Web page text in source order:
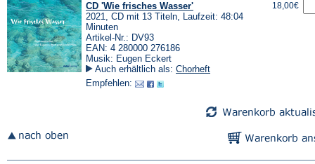
CD 'Wie frisches Wasser'
2021, CD mit 13 Titeln, Laufzeit: 48:04
Minuten
Artikel-Nr.: DV93
EAN: 4 280000 276186
Musik: Eugen Eckert
Auch erhältlich als: Chorheft
Empfehlen:
18,00€